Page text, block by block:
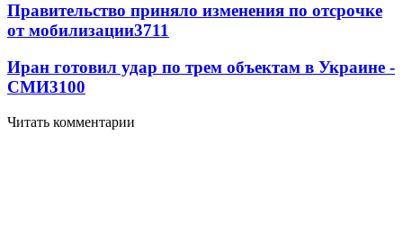
Правительство приняло изменения по отсрочке
от мобилизации3711
Иран готовил удар по трем объектам в Украине -
СМИ3100
Читать комментарии